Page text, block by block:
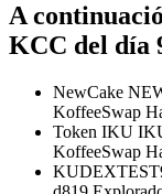
A
KCC del día
NewCake
KoffeeSwap
Token IKU
KoffeeSwap